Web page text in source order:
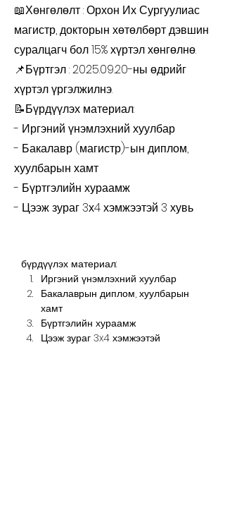
📖Хөнгөлөлт : Орхон Их Сургуулиас
магистр, докторын хөтөлбөрт дэвшин
суралцагч бол 15% хүртэл хөнгөлнө.
📌Бүртгэл :2025.09.20-ны өдрийг
хүртэл үргэлжилнэ.
📝Бүрдүүлэх материал:
- Иргэний үнэмлэхний хуулбар
- Бакалавр (магистр)-ын диплом,
хуулбарын хамт
- Бүртгэлийн хураамж
- Цээж зураг 3х4 хэмжээтэй 3 хувь
бүрдүүлэх материал:
Иргэний үнэмлэхний хуулбар
Бакалаврын диплом, хуулбарын
хамт
Бүртгэлийн хураамж
Цээж зураг 3x4 хэмжээтэй